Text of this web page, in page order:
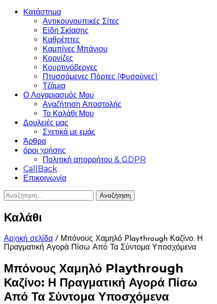
Κατάστημα
Αντικουνουπικές Σίτες
Είδη Σκίασης
Καθρέπτες
Καμπίνες Μπάνιου
Κορνίζες
Κουρτινόβεργες
Πτυσσόμενες Πόρτες (Φυσούνες)
Τζάμια
Ο Λογαριασμός Μου
Αναζήτηση Αποστολής
Το Καλάθι Μου
Δουλειές μας
Σχετικά με εμάς
Άρθρα
όροι χρήσης
Πολιτική απορρήτου & GDPR
CallBack
Επικοινωνία
Αναζήτηση
Καλάθι
Αρχική σελίδα / Μπόνους Χαμηλό Playthrough Καζίνο: Η
Πραγματική Αγορά Πίσω Από Τα Σύντομα Υποσχόμενα
Μπόνους Χαμηλό Playthrough
Καζίνο: Η Πραγματική Αγορά Πίσω
Από Τα Σύντομα Υποσχόμενα